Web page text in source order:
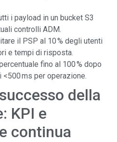
i payload in un bucket S3
controlli ADM.
il PSP al 10 % degli utenti
e tempi di risposta.
fino al 100 % dopo
ms per operazione.
della
KPI e
continua